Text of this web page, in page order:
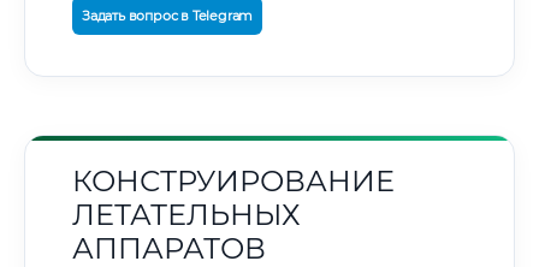
Задать вопрос в Telegram
КОНСТРУИРОВАНИЕ
ЛЕТАТЕЛЬНЫХ
АППАРАТОВ